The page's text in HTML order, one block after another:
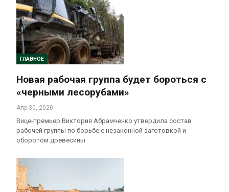
ГЛАВНОЕ
Новая рабочая группа будет бороться с
«черными лесорубами»
Апр 30, 2020
Вице-премьер Виктория Абрамченко утвердила состав
рабочей группы по борьбе с незаконной заготовкой и
оборотом древесины